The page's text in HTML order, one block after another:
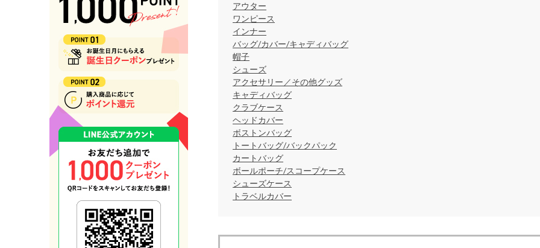
アウター
ワンピース
インナー
バッグ/カバー/キャディバッグ
帽子
シューズ
アクセサリー／その他グッズ
キャディバッグ
クラブケース
ヘッドカバー
ボストンバッグ
トートバッグ/バックパック
カートバッグ
ボールポーチ/スコープケース
シューズケース
トラベルカバー